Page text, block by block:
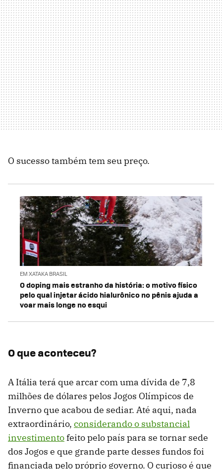
O sucesso também tem seu preço.
EM XATAKA BRASIL
O doping mais estranho da história: o motivo físico
pelo qual injetar ácido hialurônico no pênis ajuda a
voar mais longe no esqui
O que aconteceu?
A Itália terá que arcar com uma dívida de 7,8
milhões de dólares pelos Jogos Olímpicos de
Inverno que acabou de sediar. Até aqui, nada
extraordinário, considerando o substancial
investimentofeito pelo país para se tornar sede
dos Jogos e que grande parte desses fundos foi
financiada pelo próprio governo. O curioso é que